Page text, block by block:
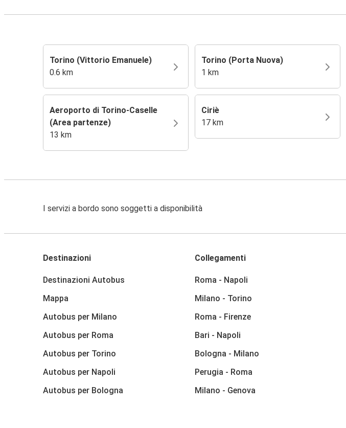
Torino (Vittorio Emanuele)
0.6 km
Torino (Porta Nuova)
1 km
Aeroporto di Torino-Caselle
(Area partenze)
13 km
Ciriè
17 km
I servizi a bordo sono soggetti a disponibilità
Destinazioni
Destinazioni Autobus
Mappa
Autobus per Milano
Autobus per Roma
Autobus per Torino
Autobus per Napoli
Autobus per Bologna
Collegamenti
Roma - Napoli
Milano - Torino
Roma - Firenze
Bari - Napoli
Bologna - Milano
Perugia - Roma
Milano - Genova